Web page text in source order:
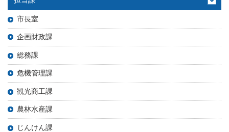
市長室
企画財政課
総務課
危機管理課
観光商工課
農林水産課
じんけん課